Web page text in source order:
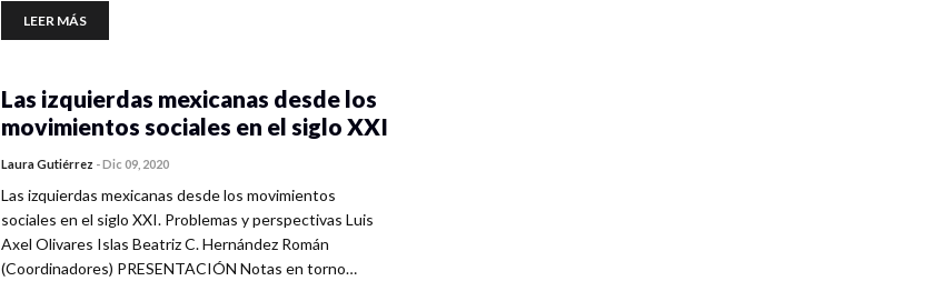
LEER MÁS
Las izquierdas mexicanas desde los
movimientos sociales en el siglo XXI
Laura Gutiérrez -Dic 09, 2020
Las izquierdas mexicanas desde los movimientos
sociales en el siglo XXI. Problemas y perspectivas Luis
Axel Olivares Islas Beatriz C. Hernández Román
(Coordinadores) PRESENTACIÓN Notas en torno…